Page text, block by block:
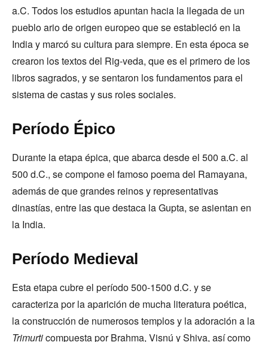
a.C. Todos los estudios apuntan hacia la llegada de un
pueblo ario de origen europeo que se estableció en la
India y marcó su cultura para siempre. En esta época se
crearon los textos del Rig-veda, que es el primero de los
libros sagrados, y se sentaron los fundamentos para el
sistema de castas y sus roles sociales.
Período Épico
Durante la etapa épica, que abarca desde el 500 a.C. al
500 d.C., se compone el famoso poema del Ramayana,
además de que grandes reinos y representativas
dinastías, entre las que destaca la Gupta, se asientan en
la India.
Período Medieval
Esta etapa cubre el período 500-1500 d.C. y se
caracteriza por la aparición de mucha literatura poética,
la construcción de numerosos templos y la adoración a la
Trimurticompuesta por Brahma, Visnú y Shiva, así como